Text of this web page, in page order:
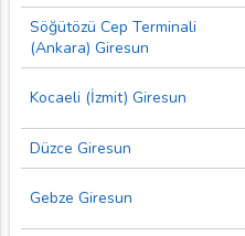
Söğütözü Cep Terminali
(Ankara) Giresun
Kocaeli (İzmit) Giresun
Düzce Giresun
Gebze Giresun